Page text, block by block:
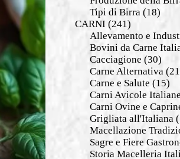
Tipi di Birra (18)
CARNI (241)
Allevamento e
Bovini da Carne
Cacciagione (30)
Carne Alternativa
Carne e Salute (15)
Carni Avicole Italiane
Carni Ovine e
Grigliata all'Italiana
Macellazione
Sagre e Fiere
Storia Macelleria